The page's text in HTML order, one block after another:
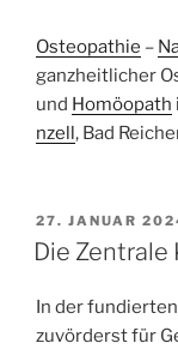
Osteopathie –
ganzheitlicher
und Homöopath
nzell, Bad
AM
27. JANUAR
Die Zentrale
In der fundierten
zuvörderst für